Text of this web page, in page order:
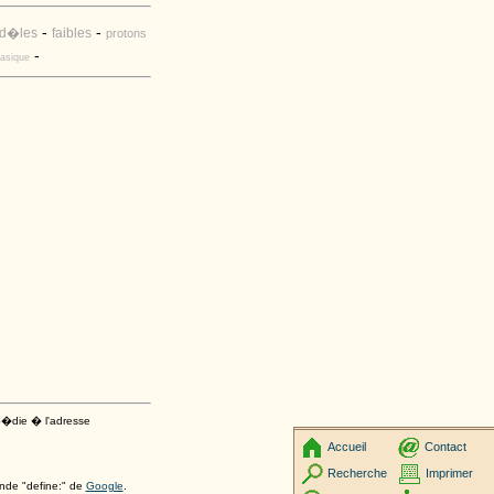
- faibles- protons
-
� l'adresse
"define:" de Google.
Accueil
Recherche
Contact
Imprimer